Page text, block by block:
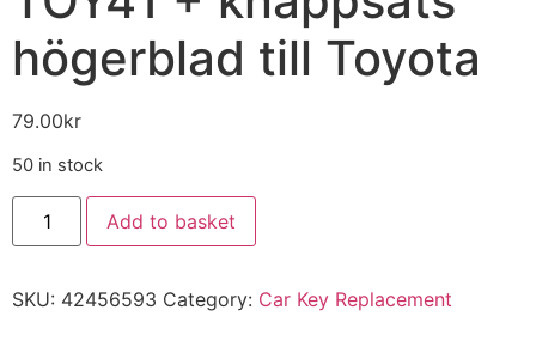
högerblad till Toyota
79.00kr
50 in stock
Add to basket
SKU: 42456593 Category: Car Key Replacement